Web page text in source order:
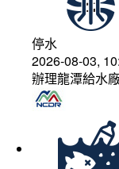
停水
2026-08-03,
辦理龍潭給水